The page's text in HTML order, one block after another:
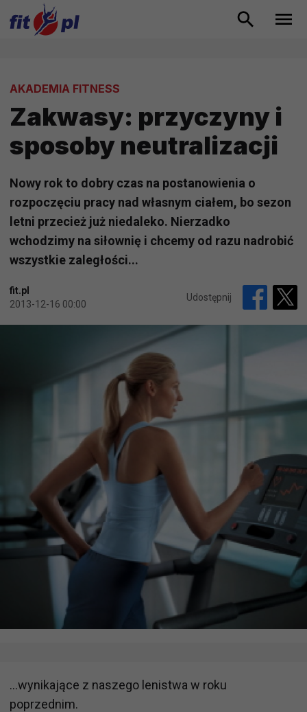
AKADEMIA FITNESS
Zakwasy: przyczyny i
sposoby neutralizacji
Nowy rok to dobry czas na postanowienia o
rozpoczęciu pracy nad własnym ciałem, bo sezon
letni przecież już niedaleko. Nierzadko
wchodzimy na siłownię i chcemy od razu nadrobić
wszystkie zaległości...
fit.pl
2013-12-16 00:00
Udostępnij
...wynikające z naszego lenistwa w roku
poprzednim.